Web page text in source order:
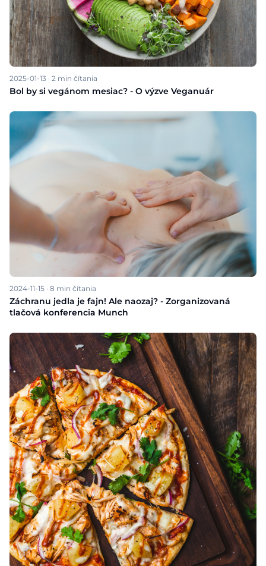
2025-01-13 · 2 min čítania
Bol by si vegánom mesiac? - O výzve Veganuár
2024-11-15 · 8 min čítania
Záchranu jedla je fajn! Ale naozaj? - Zorganizovaná
tlačová konferencia Munch